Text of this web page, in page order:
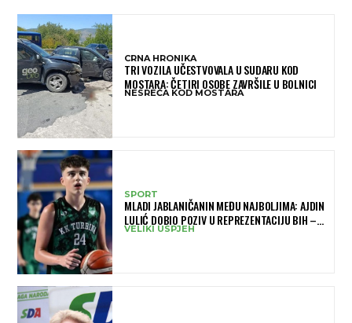
CRNA HRONIKA
TRI VOZILA UČESTVOVALA U SUDARU KOD
MOSTARA: ČETIRI OSOBE ZAVRŠILE U BOLNICI
NESREĆA KOD MOSTARA
SPORT
MLADI JABLANIČANIN MEĐU NAJBOLJIMA: AJDIN
LULIĆ DOBIO POZIV U REPREZENTACIJU BIH –
BRANIT ĆE BOJE BIH NA SLOVENIA BALL
VELIKI USPJEH